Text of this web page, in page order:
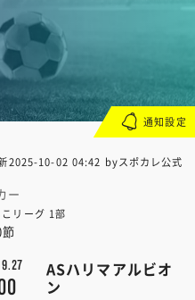
2025-10-02 04:42 byスポカレ公式
ー
リーグ 1部
ASハリマアルビオ
ン
通知設定